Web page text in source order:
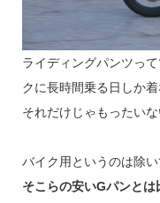
ライディングパンツっ
クに長時間乗る日しか
それだけじゃもったいな
バイク用というのは除い
そこらの安いGパンと